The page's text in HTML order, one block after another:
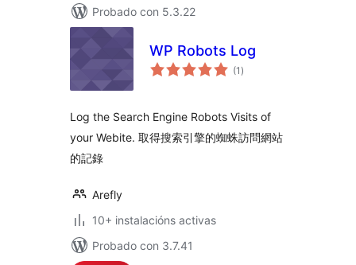
Probado con 5.3.22
WP Robots Log
(1 valoracións
totais
)
Log the Search Engine Robots Visits of
your Webite. 取得搜索引擎的蜘蛛訪問網站
的記錄
Arefly
10+ instalacións activas
Probado con 3.7.41